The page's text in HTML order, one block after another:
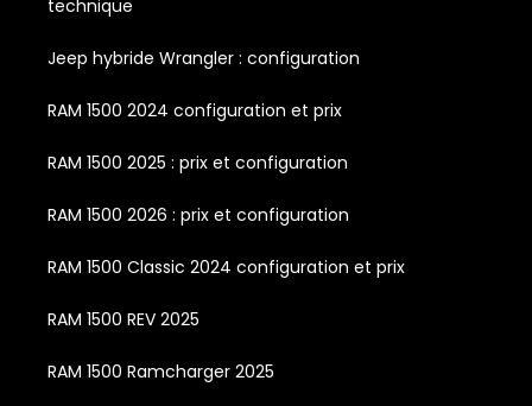
technique
Jeep hybride Wrangler : configuration
RAM 1500 2024 configuration et prix
RAM 1500 2025 : prix et configuration
RAM 1500 2026 : prix et configuration
RAM 1500 Classic 2024 configuration et prix
RAM 1500 REV 2025
RAM 1500 Ramcharger 2025